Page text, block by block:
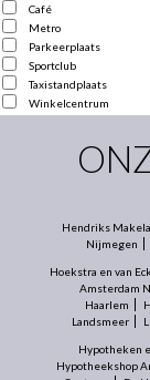
Café
Metro
Parkeerplaats
Sportclub
Taxistandplaats
Winkelcentrum
Hendriks
Nijmegen
Hoekstra en van
Amsterdam
Haarlem
Landsmeer
Hypotheken
Hypotheekshop